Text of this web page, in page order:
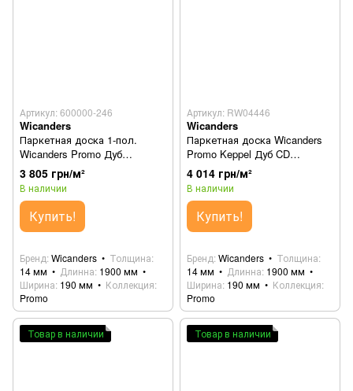
Артикул: 600000-246
Wicanders
Паркетная доска 1-пол.
Wicanders Promo Дуб
Faro/Krakow RW04472
(82000323)
3 805 грн/м²
В наличии
Купить!
Бренд Wicanders
Толщина
14 мм
Длинна 1900 мм
Ширина 190 мм
Коллекция
Promo
Артикул: RW04446
Wicanders
Паркетная доска Wicanders
Promo Keppel Дуб CD
RW04446 (82000280)
4 014 грн/м²
В наличии
Купить!
Бренд Wicanders
Толщина
14 мм
Длинна 1900 мм
Ширина 190 мм
Коллекция
Promo
Товар в наличии Товар в наличии